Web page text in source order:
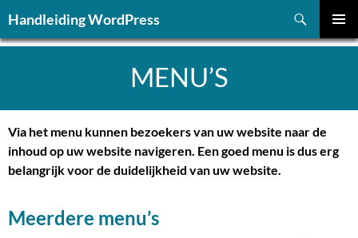
naar
de
Handleiding WordPress
MENU’S
Via het menu kunnen bezoekers van uw website naar de
inhoud op uw website navigeren. Een goed menu is dus erg
belangrijk voor de duidelijkheid van uw website.
Meerdere menu’s